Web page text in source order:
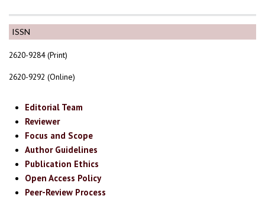
ISSN
2620-9284 (Print)
2620-9292 (Online)
Editorial Team
Reviewer
Focus and Scope
Author Guidelines
Publication Ethics
Open Access Policy
Peer-Review Process